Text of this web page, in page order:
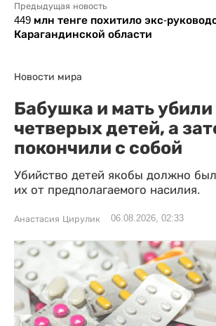
Предыдущая новость
449 млн тенге похитило экс-
Карагандинской области
Новости мира
Бабушка и мать убили
четверых детей, а
покончили с собой
Убийство детей якобы должно
их от предполагаемого насилия.
Анастасия Цирулик 06.08.2026, 02:33